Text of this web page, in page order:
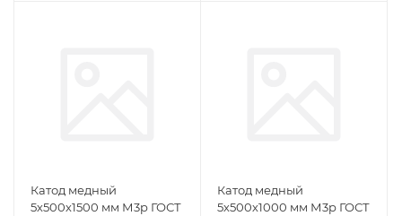
Катод медный
5х500х1500 мм М3р ГОСТ
Катод медный
5х500х1000 мм М3р ГОСТ